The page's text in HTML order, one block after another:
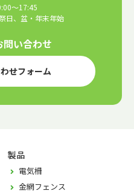
～17:45
日、盆・年末年始
問い合わせ
せフォーム
製品
電気柵
金網フェンス